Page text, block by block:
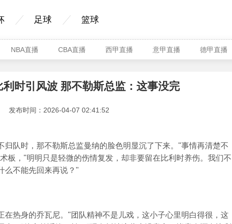
足球 篮球
NBA直播 CBA直播 西甲直播 意甲直播 德甲直播
利时引风波 那不勒斯总监：这事没完
发布时间：2026-04-07 02:41:52
队时，那不勒斯总监曼纳的脸色明显沉了下来。"事情再清楚不
板，"明明只是轻微的伤情复发，却非要留在比利时养伤。我们不
不能先回来再说？"
热身的乔瓦尼。"团队精神不是儿戏，这小子心里明白得很，这